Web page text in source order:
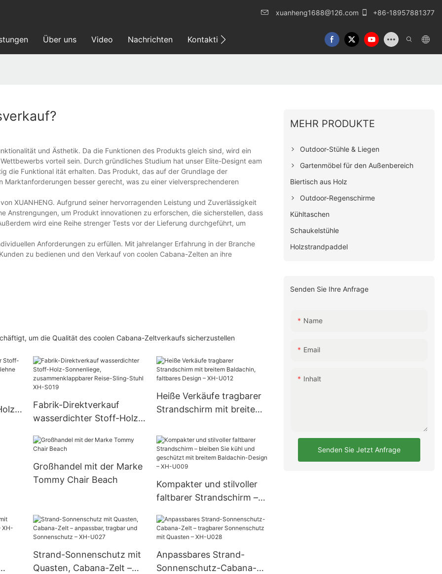
xuanheng1688@126.com +86-18957881377
Über uns Video Nachrichten Kontaktieren Sie uns
und Ästhetik. Da die Funktionen des Produkts gleich sind, wird ein
vorteil sein. Durch gründliches Studium hat unser Elite-Designt eam
die Funktional ität erhalten. Das Produkt, das auf der Grundlage der
besser gerecht, was zu einer vielversprechenderen
XUANHENG. Aufgrund seiner hervorragenden Leistung und Zuverlässigkeit
Anstrengungen, um Produkt innovationen zu erforschen, die sicherstellen, dass
wird eine Reihe strenger Tests vor der Lieferung durchgeführt, um
Anforderungen zu erfüllen. Mit jahrelanger Erfahrung in der Branche
zu bedienen und den Verkauf von coolen Cabana-Zelten an ihre
um die Qualität des coolen Cabana-Zeltverkaufs sicherzustellen
Fabrik-Direktverkauf
wasserdichter Stoff-Holz-
zusammenklappbarer
Heiße Verkäufe tragbarer
Strandschirm mit breitem
Design – XH-U012
Großhandel mit der Marke
Tommy Chair Beach
Kompakter und stilvoller
faltbarer Strandschirm –
geschützt mit breitem
Baldachin-Design – XH-
U009
Strand-Sonnenschutz mit
Quasten, Cabana-Zelt –
Anpassbares Strand-
Sonnenschutz-Cabana-
MEHR PRODUKTE
Outdoor-Stühle & Liegen
Gartenmöbel für den Außenbereich
Biertisch aus Holz
Outdoor-Regenschirme
Kühltaschen
Schaukelstühle
Holzstrandpaddel
Senden Sie Ihre Anfrage
Name
Email
Inhalt
Senden Sie Jetzt Anfrage